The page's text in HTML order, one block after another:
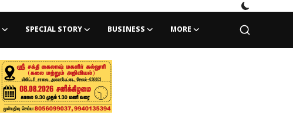
SPECIAL STORY BUSINESS MORE